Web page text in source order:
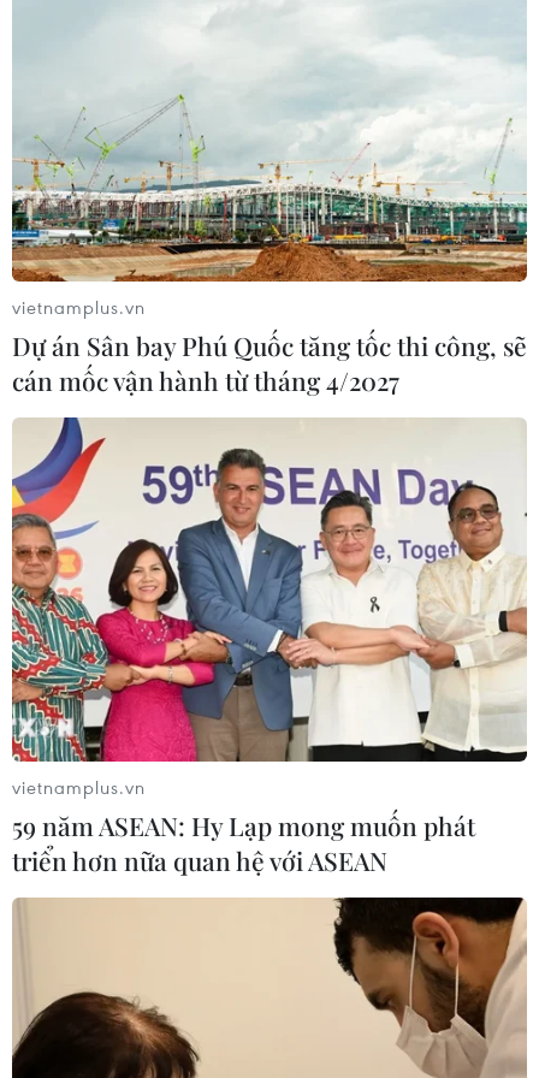
Vụ nổ tại cảng Beirut: Kết luận của FBI về
lượng phân bón đã phát nổ
30/12/2020 00:11
Vụ nổ khiến hơn 200 người thiệt mạng và ít nhất 6.500
người bị thương, là một trong những vụ nổ không liên
quan tới hạt nhân lớn nhất trong lịch sử.
vietnamplus.vn
Dự án Sân bay Phú Quốc tăng tốc thi công, sẽ
cán mốc vận hành từ tháng 4/2027
vietnamplus.vn
59 năm ASEAN: Hy Lạp mong muốn phát
triển hơn nữa quan hệ với ASEAN